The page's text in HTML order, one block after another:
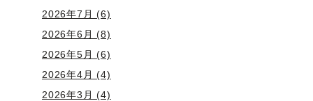
2026年7月 (6)
2026年6月 (8)
2026年5月 (6)
2026年4月 (4)
2026年3月 (4)